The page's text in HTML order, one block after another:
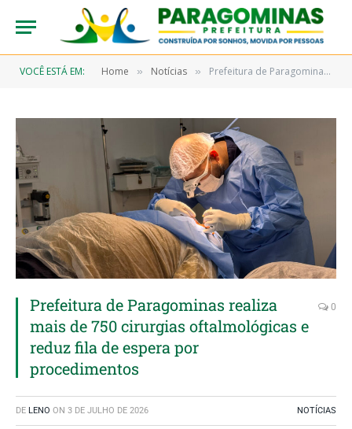
VOCÊ ESTÁ EM: Home » Notícias » Prefeitura de Paragominas realiza mais de 750 cirurgias oftalmológicas e reduz fila de espera por procedimentos
Prefeitura de Paragominas realiza
mais de 750 cirurgias oftalmológicas e
reduz fila de espera por
procedimentos
0
DE LENO ON 3 DE JULHO DE 2026 NOTÍCIAS